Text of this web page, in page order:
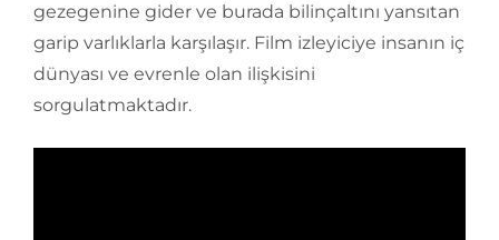
gezegenine gider ve burada bilinçaltını yansıtan
garip varlıklarla karşılaşır. Film izleyiciye insanın iç
dünyası ve evrenle olan ilişkisini
sorgulatmaktadır.